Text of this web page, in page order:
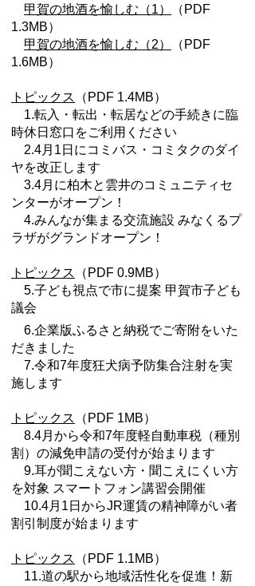
甲賀の地酒を愉しむ（1）
（PDF
1.3MB）
甲賀の地酒を愉しむ（2）
（PDF
1.6MB）
トピックス
（PDF 1.4MB）
1.転入・転出・転居などの手続きに臨
時休日窓口をご利用ください
2.4月1日にコミバス・コミタクのダイ
ヤを改正します
3.4月に柏木と雲井のコミュニティセ
ンターがオープン！
4.みんなが集まる交流施設 みなくるプ
ラザがグランドオープン！
トピックス
（PDF 0.9MB）
5.子ども視点で市に提案 甲賀市子ども
議会
6.企業版ふるさと納税でご寄附をいた
だきました
7.令和7年度狂犬病予防集合注射を実
施します
トピックス
（PDF 1MB）
8.4月から令和7年度軽自動車税（種別
割）の減免申請の受付が始まります
9.耳が聞こえない方・聞こえにくい方
を対象 スマートフォン講習会開催
10.4月1日からJR運賃の精神障がい者
割引制度が始まります
トピックス
（PDF 1.1MB）
11.道の駅から地域活性化を促進！新